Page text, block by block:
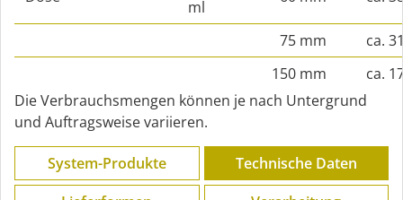
ml
75 mm
ca.
150 mm
ca.
Die Verbrauchsmengen können je nach Untergrund
und Auftragsweise variieren.
System-Produkte
Technische Daten